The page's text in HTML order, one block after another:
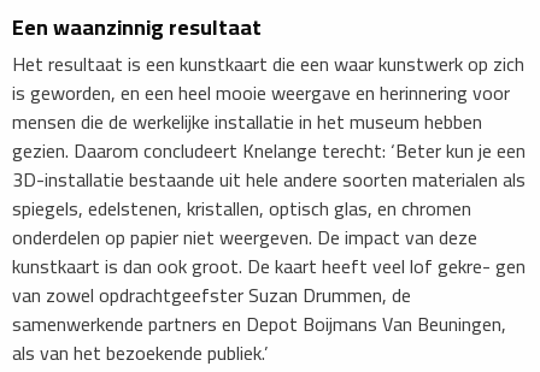
Een waanzinnig resultaat
Het resultaat is een kunstkaart die een waar kunstwerk op zich
is geworden, en een heel mooie weergave en herinnering voor
mensen die de werkelijke installatie in het museum hebben
gezien. Daarom concludeert Knelange terecht: ‘Beter kun je een
3D-installatie bestaande uit hele andere soorten materialen als
spiegels, edelstenen, kristallen, optisch glas, en chromen
onderdelen op papier niet weergeven. De impact van deze
kunstkaart is dan ook groot. De kaart heeft veel lof gekre- gen
van zowel opdrachtgeefster Suzan Drummen, de
samenwerkende partners en Depot Boijmans Van Beuningen,
als van het bezoekende publiek.’